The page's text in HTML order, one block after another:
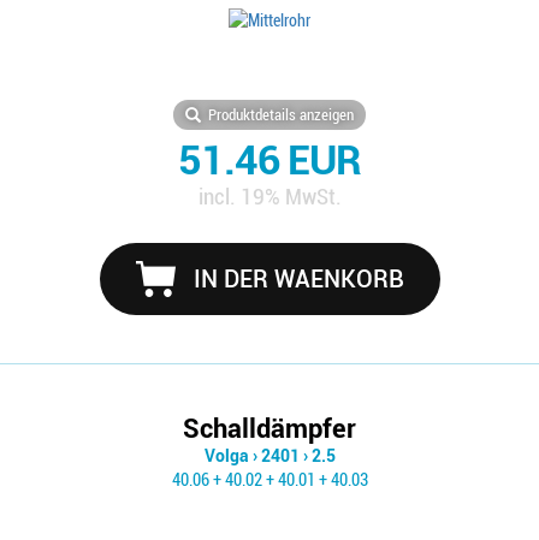
Produktdetails anzeigen
51.46 EUR
incl. 19% MwSt.
IN DER WAENKORB
Schalldämpfer
Volga ›2401 ›2.5
40.06 + 40.02 + 40.01 + 40.03